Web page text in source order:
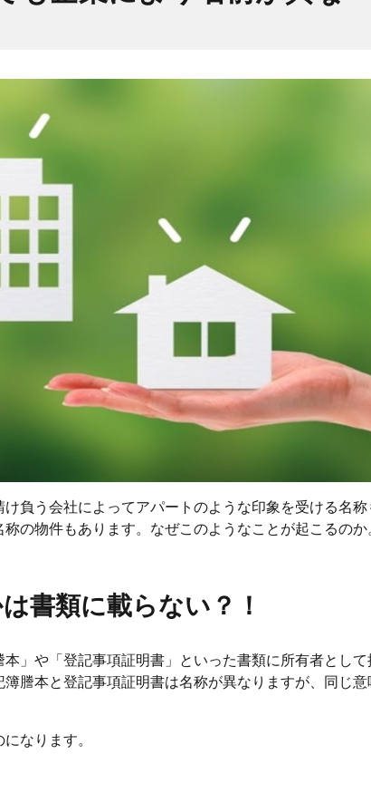
負う会社によってアパートのような印象を受ける名称
の物件もあります。なぜこのようなことが起こるのか
書類に載らない？！
」や「登記事項証明書」といった書類に所有者として
謄本と登記事項証明書は名称が異なりますが、同じ意
なります。